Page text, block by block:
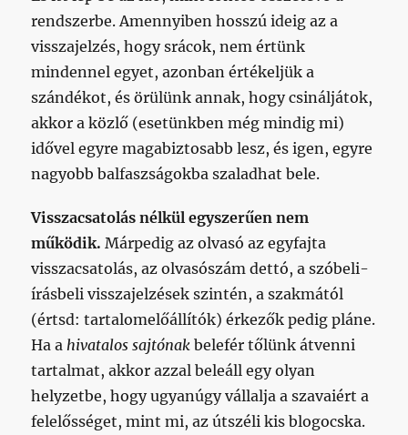
rendszerbe. Amennyiben hosszú ideig az a
visszajelzés, hogy srácok, nem értünk
mindennel egyet, azonban értékeljük a
szándékot, és örülünk annak, hogy csináljátok,
akkor a közlő (esetünkben még mindig mi)
idővel egyre magabiztosabb lesz, és igen, egyre
nagyobb balfaszságokba szaladhat bele.
Visszacsatolás nélkül egyszerűen nem
működik. Márpedig az olvasó az egyfajta
visszacsatolás, az olvasószám dettó, a szóbeli-
írásbeli visszajelzések szintén, a szakmától
(értsd: tartalomelőállítók) érkezők pedig pláne.
Ha ahivatalos sajtónakbelefér tőlünk átvenni
tartalmat, akkor azzal beleáll egy olyan
helyzetbe, hogy ugyanúgy vállalja a szavaiért a
felelősséget, mint mi, az útszéli kis blogocska.